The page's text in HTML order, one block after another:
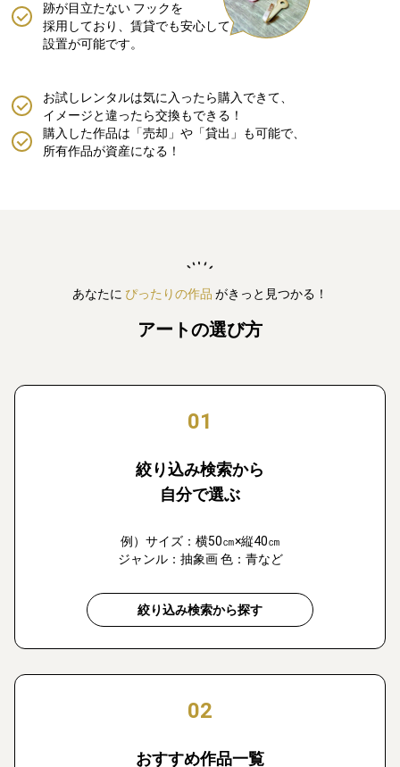
跡が目立たない フックを
採用しており、賃貸でも安心して
設置が可能です。
購入した作品は「売却」や「貸出」も可能で、
所有作品が資産になる！
お試しレンタルは気に入ったら購入できて、
イメージと違ったら交換もできる！
あなたに ぴったりの作品 がきっと見つかる！
アートの選び方
01
絞り込み検索から
自分で選ぶ
例）サイズ：横50㎝×縦40㎝
ジャンル：抽象画 色：青など
絞り込み検索から探す
02
おすすめ作品一覧